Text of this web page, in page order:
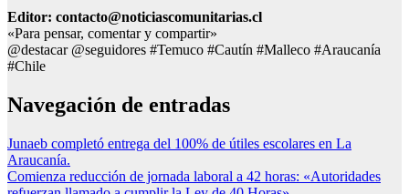
Editor: contacto@noticiascomunitarias.cl
«Para pensar, comentar y compartir»
@destacar @seguidores #Temuco #Cautín #Malleco #Araucanía
#Chile
Navegación de entradas
Junaeb completó entrega del 100% de útiles escolares en La
Araucanía.
Comienza reducción de jornada laboral a 42 horas: «Autoridades